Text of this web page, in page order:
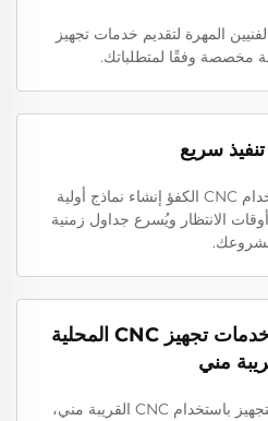
المهرة لتقديم خدمات تجهيز
سريع
يتيح لنا عملية التجهيز باستخدام CNC الكفؤ إنشاء نماذج أولية
الانتظار ويُسرع جداول زمنية
سهولة الحصول على خدمات تجهيز CNC المحلية
مني
مع دعم الخدمات المحلية للتجهيز باستخدام CNC القريبة مني،